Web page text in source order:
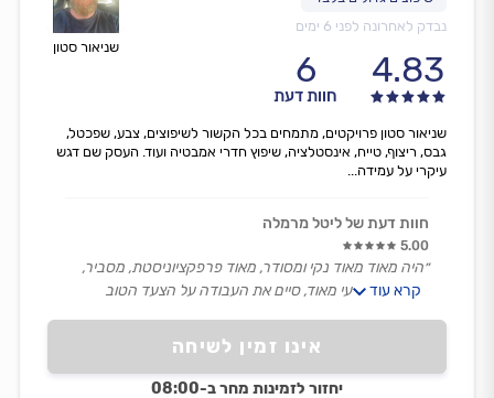
שניאור סטון
נבדק לאחרונה לפני 6 ימים
4.83
6
חוות דעת
אינו זמין לשיחה
יחזור לזמינות מחר ב-08:00
שניאור סטון פרויקטים, מתמחים בכל הקשור לשיפוצים, צבע, שפכטל,
גבס, ריצוף, טייח, אינסטלציה, שיפוץ חדרי אמבטיה ועוד. העסק שם דגש
עיקרי על עמידה...
חוות דעת של ליטל מרמלה
5.00
״היה מאוד מאוד נקי ומסודר, מאוד פרפקציוניסטת, מסביר,
מנומס, מקצועי מאוד, סיים את העבודה על הצעד הטוב
קרא עוד